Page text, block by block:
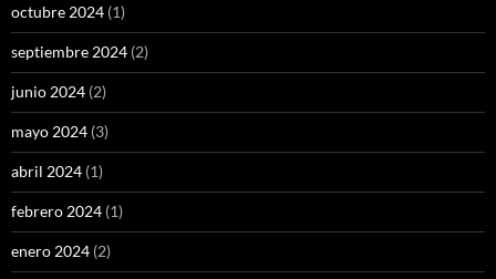
octubre 2024 (1)
septiembre 2024 (2)
junio 2024 (2)
mayo 2024 (3)
abril 2024 (1)
febrero 2024 (1)
enero 2024 (2)